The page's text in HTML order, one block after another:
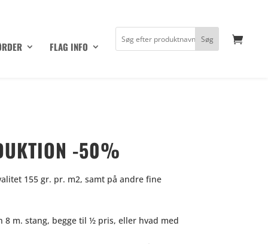
FLAG INFO
-50%
155 gr. pr. m2, samt på andre fine
8 m. stang, begge til ½ pris, eller hvad med